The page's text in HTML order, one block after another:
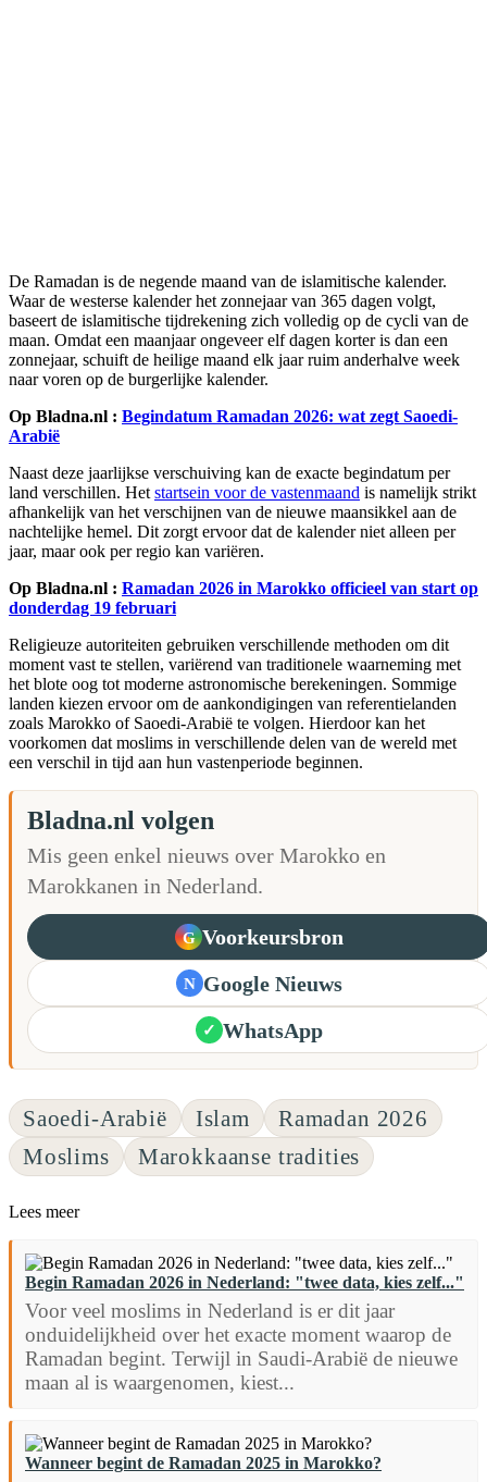
De Ramadan is de negende maand van de islamitische kalender.
Waar de westerse kalender het zonnejaar van 365 dagen volgt,
baseert de islamitische tijdrekening zich volledig op de cycli van de
maan. Omdat een maanjaar ongeveer elf dagen korter is dan een
zonnejaar, schuift de heilige maand elk jaar ruim anderhalve week
naar voren op de burgerlijke kalender.
Op Bladna.nl : Begindatum Ramadan 2026: wat zegt Saoedi-
Arabië
Naast deze jaarlijkse verschuiving kan de exacte begindatum per
land verschillen. Het startsein voor de vastenmaand is namelijk strikt
afhankelijk van het verschijnen van de nieuwe maansikkel aan de
nachtelijke hemel. Dit zorgt ervoor dat de kalender niet alleen per
jaar, maar ook per regio kan variëren.
Op Bladna.nl : Ramadan 2026 in Marokko officieel van start op
donderdag 19 februari
Religieuze autoriteiten gebruiken verschillende methoden om dit
moment vast te stellen, variërend van traditionele waarneming met
het blote oog tot moderne astronomische berekeningen. Sommige
landen kiezen ervoor om de aankondigingen van referentielanden
zoals Marokko of Saoedi-Arabië te volgen. Hierdoor kan het
voorkomen dat moslims in verschillende delen van de wereld met
een verschil in tijd aan hun vastenperiode beginnen.
Bladna.nl volgen
Mis geen enkel nieuws over Marokko en
Marokkanen in Nederland.
G Voorkeursbron
N Google Nieuws
✓ WhatsApp
Saoedi-Arabië Islam
Ramadan 2026
Moslims
Marokkaanse tradities
Lees meer
Begin Ramadan 2026 in Nederland: "twee data, kies zelf..."
Voor veel moslims in Nederland is er dit jaar
onduidelijkheid over het exacte moment waarop de
Ramadan begint. Terwijl in Saudi-Arabië de nieuwe
maan al is waargenomen, kiest...
Wanneer begint de Ramadan 2025 in Marokko?